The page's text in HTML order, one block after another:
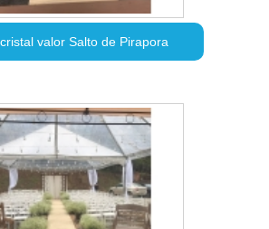
valor Salto de Pirapora